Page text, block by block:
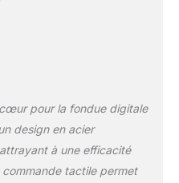
Dimensions
: 19 cm de
pour la fondue digitale
design en acier
à une efficacité
tactile permet